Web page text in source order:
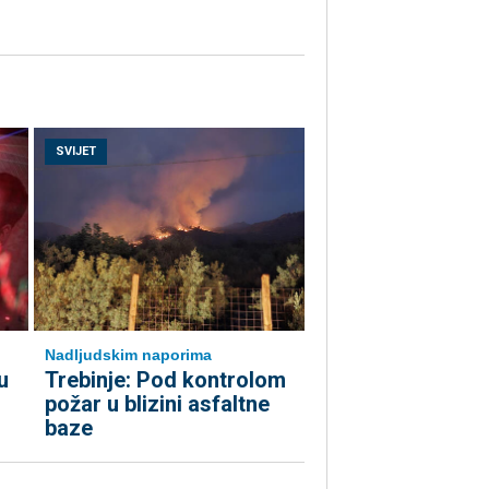
SVIJET
Nadljudskim naporima
Trebinje: Pod kontrolom
požar u blizini asfaltne
baze